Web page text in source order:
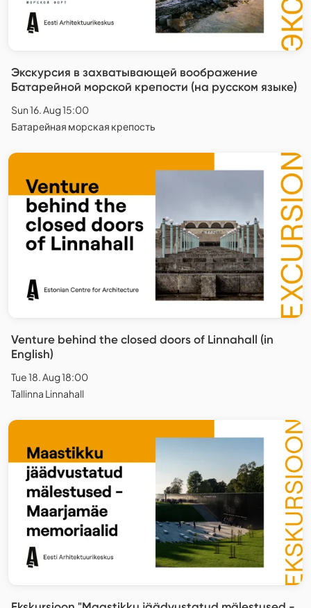
Экскурсия в захватывающей воображение
Батарейной морской крепости (на русском языке)
Sun 16. Aug 15:00
Батарейная морская крепость
Venture behind the closed doors of Linnahall (in
English)
Tue 18. Aug 18:00
Tallinna Linnahall